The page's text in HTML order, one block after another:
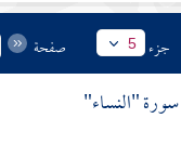
جزء 5 صفحة
سورة "النساء"